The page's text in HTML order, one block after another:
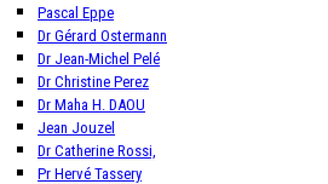
Pascal Eppe
Dr Gérard Ostermann
Dr Jean-Michel Pelé
Dr Christine Perez
Dr Maha H. DAOU
Jean Jouzel
Dr Catherine Rossi,
Pr Hervé Tassery